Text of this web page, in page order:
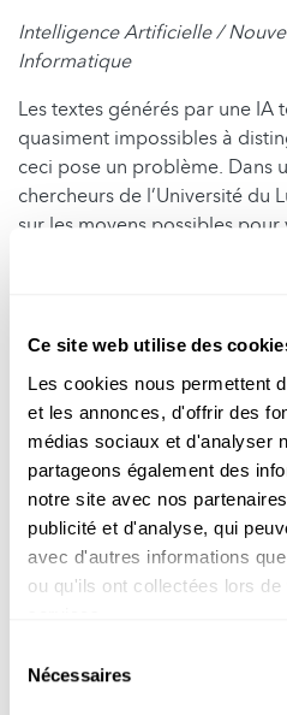
Ce site web utilise des
Les cookies nous permettent
et les annonces, d'offrir des
médias sociaux et d'analyser
partageons également des
notre site avec nos
publicité et d'analyse, qui
avec d'autres informations
ou qu'ils ont collectées lors
Nécessaires
Intelligence Artificielle /
Informatique
Les textes générés par une IA
quasiment impossibles à
ceci pose un problème. Dans
chercheurs de l’Université du
sur les moyens possibles
succinctement chaque outil
avec certitude les textes non-
retiré l’outil « AI classifier »
sa mise en ligne. Et pour
anglais furent reconnus de
générés par une IA. D’autres
sont sensiblement plus
de se prémunir avec
fraude.
détectables par les